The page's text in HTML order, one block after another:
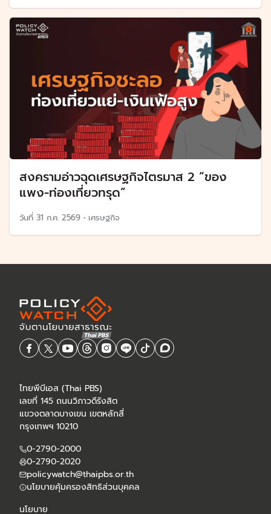
สงครามอ่าวฉุดเศรษฐกิจไตรมาส 2 “ของ
แพง-ท่องเที่ยวทรุด”
วันที่ 31 ก.ค. 2569 • เศรษฐกิจ
ไทยพีบีเอส (Thai PBS)
เลขที่ 145 ถนนวิภาวดีรังสิต
แขวงตลาดบางเขน เขตหลักสี่
กรุงเทพฯ 10210
0-2790-2000
0-2790-2020
policywatch@thaipbs.or.th
นโยบายคุ้มครองสิทธิส่วนบุคคล
นโยบาย